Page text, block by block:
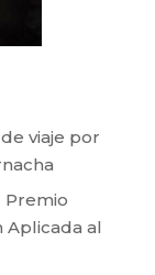
viaje por
Premio
Aplicada al